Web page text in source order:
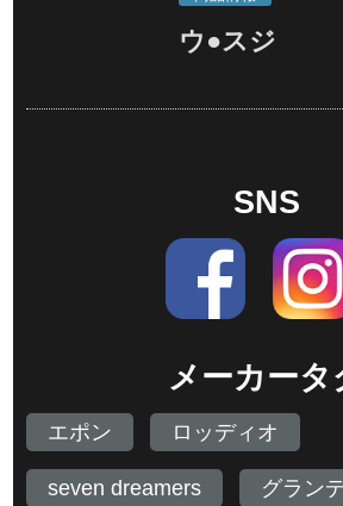
ウ●スジ
SNS
メーカータ
エポン ロッディオ
seven dreamers グラン